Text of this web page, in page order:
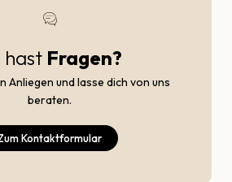
hast Fragen?
Anliegen und lasse dich von uns
beraten.
Kontaktformular